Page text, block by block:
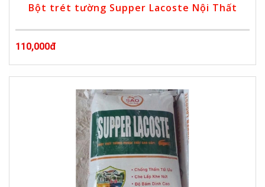
Bột trét tường Supper Lacoste Nội Thất
110,000đ